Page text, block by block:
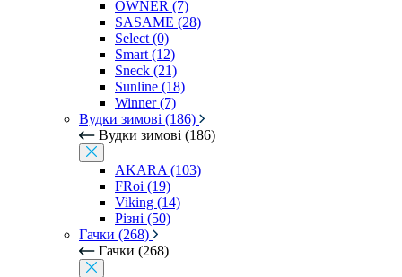
OWNER (7)
SASAME (28)
Select (0)
Smart (12)
Sneck (21)
Sunline (18)
Winner (7)
Вудки зимові (186)
Вудки зимові (186)
AKARA (103)
FRoi (19)
Viking (14)
Різні (50)
Гачки (268)
Гачки (268)